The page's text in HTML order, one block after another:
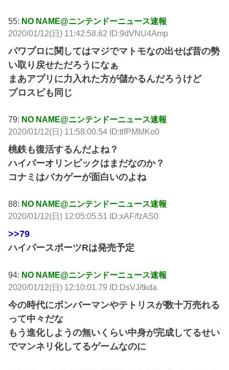
55: NO NAME@ニンテンドーニュース速報
2020/01/12(日) 11:42:58.62 ID:9dVNU4Amp
パワプロに関してはマジでマトモなの出せば昔の勢
い取り戻せただろうになぁ
まあアプリに力入れた方が儲かるんだろうけど
プロスピも同じ
79: NO NAME@ニンテンドーニュース速報
2020/01/12(日) 11:58:00.54 ID:tlfPMMKo0
桃鉄も復活するんだよね？
ハイパーオリンピックはまだなのか？
コナミはバカゲーが面白いのよね
88: NO NAME@ニンテンドーニュース速報
2020/01/12(日) 12:05:05.51 ID:xAF/fzAS0
>>79
ハイパースポーツRは発売予定
94: NO NAME@ニンテンドーニュース速報
2020/01/12(日) 12:10:01.79 ID:DsVJ/tkda
今の時代にボンバーマンやテトリスが数十万売れる
って中々だな
もう進化しようの無いくらい中身が完成してるせい
でマンネリ化してるゲームなのに